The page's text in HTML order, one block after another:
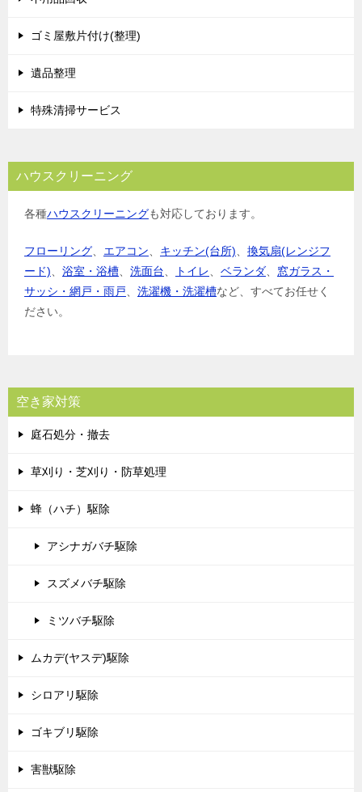
ゴミ屋敷片付け(整理)
遺品整理
特殊清掃サービス
ハウスクリーニング
各種ハウスクリーニングも対応しております。
フローリング エアコン キッチン(台所)
換気扇(レンジフ
ード)
浴室・浴槽 洗面台 トイレ ベランダ
窓ガラス・
サッシ・網戸・雨戸
洗濯機・洗濯槽など、すべてお任せく
ださい。
空き家対策
庭石処分・撤去
草刈り・芝刈り・防草処理
蜂（ハチ）駆除
アシナガバチ駆除
スズメバチ駆除
ミツバチ駆除
ムカデ(ヤスデ)駆除
シロアリ駆除
ゴキブリ駆除
害獣駆除